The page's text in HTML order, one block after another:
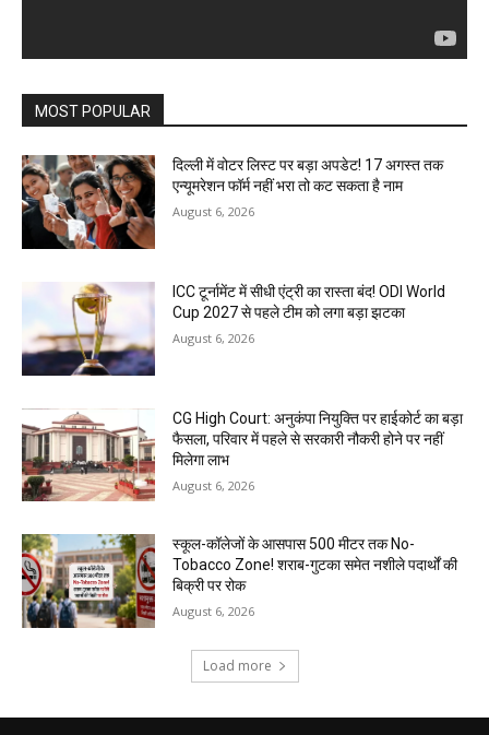
MOST POPULAR
दिल्ली में वोटर लिस्ट पर बड़ा अपडेट! 17 अगस्त तक
एन्यूमरेशन फॉर्म नहीं भरा तो कट सकता है नाम
August 6, 2026
ICC टूर्नामेंट में सीधी एंट्री का रास्ता बंद! ODI World
Cup 2027 से पहले टीम को लगा बड़ा झटका
August 6, 2026
CG High Court: अनुकंपा नियुक्ति पर हाईकोर्ट का बड़ा
फैसला, परिवार में पहले से सरकारी नौकरी होने पर नहीं
मिलेगा लाभ
August 6, 2026
स्कूल-कॉलेजों के आसपास 500 मीटर तक No-
Tobacco Zone! शराब-गुटका समेत नशीले पदार्थों की
बिक्री पर रोक
August 6, 2026
Load more